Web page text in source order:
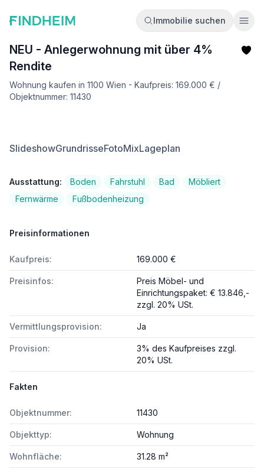
Immobilie suchen
NEU - Anlegerwohnung mit über 4%
Rendite
Wohnung kaufen in 1100 Wien - Kaufpreis: 169.000 € /
Objektnummer: 11430
SlideshowGrundrisseFotoMixLageplan
Ausstattung: Boden Fahrstuhl Bad
Möbliert
Fernwärme
Fußbodenheizung
Preisinformationen
Kaufpreis: 169.000 €
Preisinfos:
Preis Möbel- und
Einrichtungspaket: € 13.846,-
zzgl. 20% USt.
Vermittlungsprovision: Ja
Provision:
3% des Kaufpreises zzgl.
20% USt.
Fakten
Objektnummer: 11430
Objekttyp: Wohnung
Wohnfläche: 31.28 m²